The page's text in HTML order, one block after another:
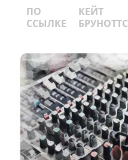
ПО
ССЫЛКЕ
КЕЙТ
БРУНОТТС